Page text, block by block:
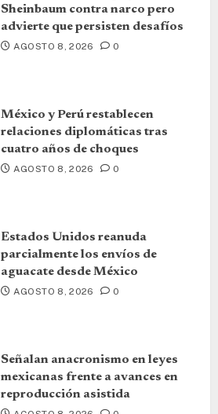
Sheinbaum contra narco pero
advierte que persisten desafíos
AGOSTO 8, 2026 0
México y Perú restablecen
relaciones diplomáticas tras
cuatro años de choques
AGOSTO 8, 2026 0
Estados Unidos reanuda
parcialmente los envíos de
aguacate desde México
AGOSTO 8, 2026 0
Señalan anacronismo en leyes
mexicanas frente a avances en
reproducción asistida